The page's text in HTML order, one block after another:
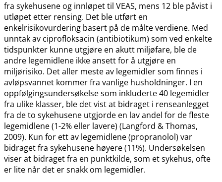
fra sykehusene og innløpet til VEAS, mens 12 ble påvist i
utløpet etter rensing. Det ble utført en
enkelrisikovurdering basert på de målte verdiene. Med
unntak av ciprofloksacin (antibiotikum) som ved enkelte
tidspunkter kunne utgjøre en akutt miljøfare, ble de
andre legemidlene ikke ansett for å utgjøre en
miljørisiko. Det aller meste av legemidler som finnes i
avløpsvannet kommer fra vanlige husholdninger. I en
oppfølgingsundersøkelse som inkluderte 40 legemidler
fra ulike klasser, ble det vist at bidraget i renseanlegget
fra de to sykehusene utgjorde en lav andel for de fleste
legemidlene (1-2% eller lavere) (Langford & Thomas,
2009). Kun for ett av legemidlene (propranolol) var
bidraget fra sykehusene høyere (11%). Undersøkelsen
viser at bidraget fra en punktkilde, som et sykehus, ofte
er lite når det er snakk om legemidler.